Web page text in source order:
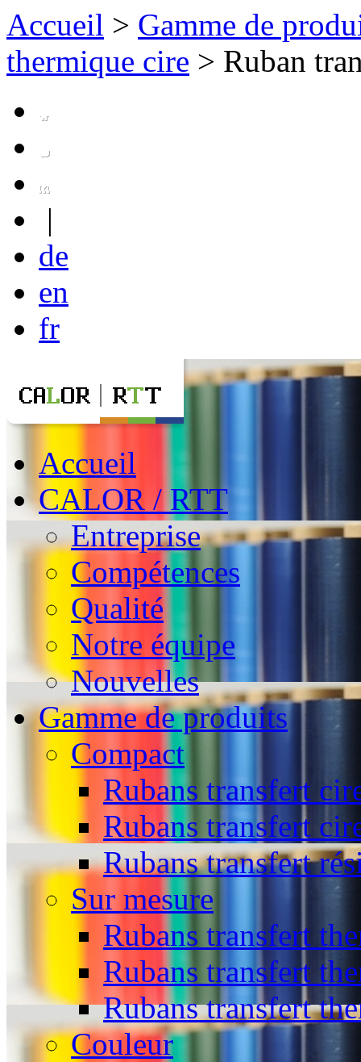
Accueil > Gamme de
thermique cire > Ruban
|
de
en
fr
Accueil
CALOR / RTT
Entreprise
Compétences
Qualité
Notre équipe
Nouvelles
Gamme de produits
Compact
Rubans transfert
Rubans transfert
Rubans transfert
Sur mesure
Rubans transfert
Rubans transfert
Rubans transfert
Couleur